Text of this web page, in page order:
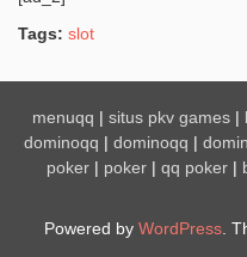
Tags: slot
menuqq | situs pkv games|
dominoqq | dominoqq |
poker| poker| qq poker|
Powered by WordPress .